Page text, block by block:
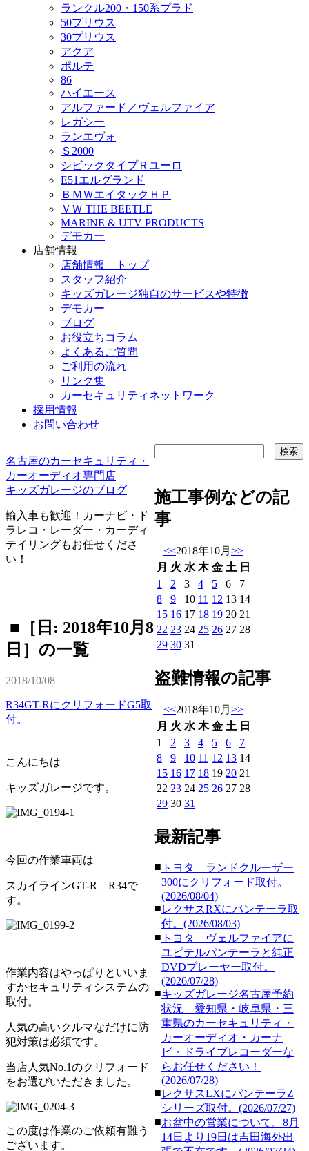
ランクル200・150系プラド
50プリウス
30プリウス
アクア
ポルテ
86
ハイエース
アルファード／ヴェルファイア
レガシー
ランエヴォ
Ｓ2000
シビックタイプＲユーロ
E51エルグランド
ＢＭＷエイタックＨＰ
ＶＷ THE BEETLE
MARINE & UTV PRODUCTS
デモカー
店舗情報
店舗情報 トップ
スタッフ紹介
キッズガレージ独自のサービスや特徴
デモカー
ブログ
お役立ちコラム
よくあるご質問
ご利用の流れ
リンク集
カーセキュリティネットワーク
採用情報
お問い合わせ
名古屋のカーセキュリティ・
カーオーディオ専門店
キッズガレージのブログ
輸入車も歓迎！カーナビ・ド
ラレコ・レーダー・カーディ
テイリングもお任せくださ
い！
■［日: 2018年10月8
日］の一覧
2018/10/08
R34GT-RにクリフォードG5取
付。
こんにちは
キッズガレージです。
今回の作業車両は
スカイラインGT-R R34で
す。
作業内容はやっぱりといいま
すかセキュリティシステムの
取付。
人気の高いクルマなだけに防
犯対策は必須です。
当店人気No.1のクリフォード
をお選びいただきました。
この度は作業のご依頼有難う
ございます。
施工事例などの記
事
<<2018年10月 >>
月 火 水 木 金 土 日
1
2 3 4 5 6
7
8
9 10 11 12 13 14
15 16 17 18 19 20 21
22 23 24 25 26 27 28
29 30 31
盗難情報の記事
<<2018年10月 >>
月 火 水 木 金 土 日
1
2 3 4 5 6
7
8
9 10 11 12 13 14
15 16 17 18 19 20 21
22 23 24 25 26 27 28
29 30 31
最新記事
■ トヨタ ランドクルーザー
300にクリフォード取付。
(2026/08/04)
■レクサスRXにパンテーラ取
付。(2026/08/03)
■ トヨタ ヴェルファイアに
ユピテルパンテーラと純正
DVDプレーヤー取付。
(2026/07/28)
■キッズガレージ名古屋予約
状況 愛知県・岐阜県・三
重県のカーセキュリティ・
カーオーディオ・カーナ
ビ・ドライブレコーダーな
らお任せください！
(2026/07/28)
■レクサスLXにパンテーラZ
シリーズ取付。(2026/07/27)
■お盆中の営業について。8月
14日より19日は吉田海外出